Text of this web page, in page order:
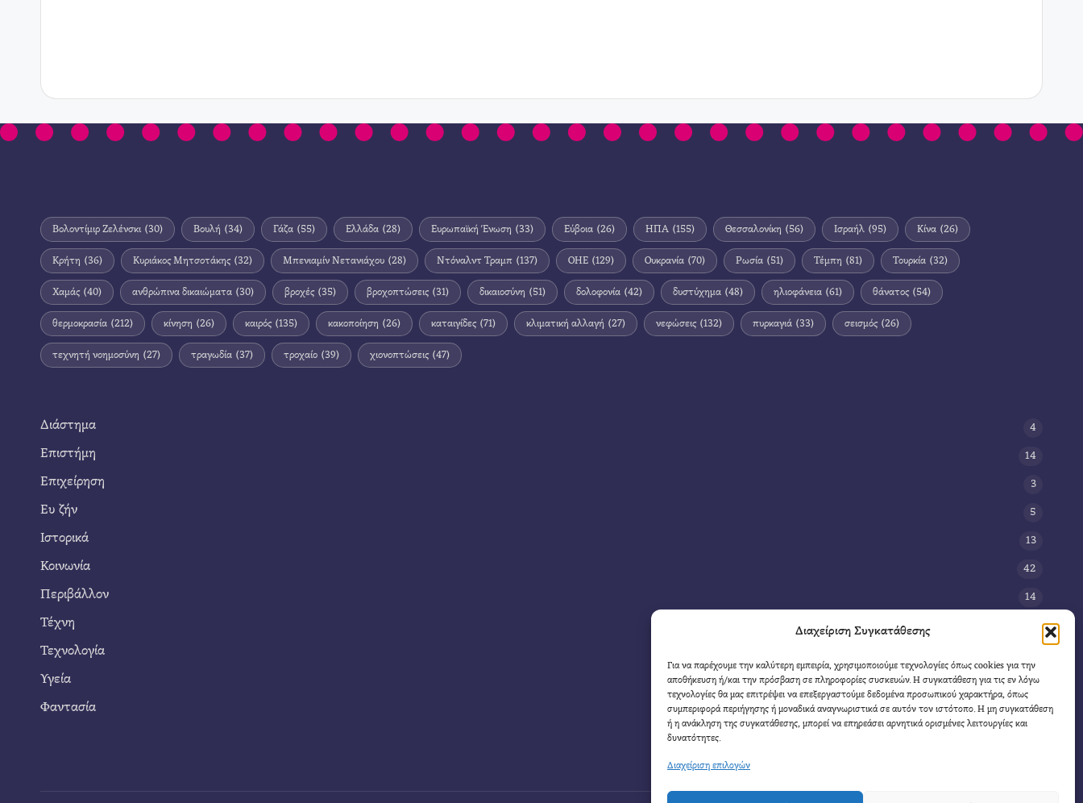
Διαχείριση Συγκατάθεσης
Για να παρέχουμε την καλύτερη εμπειρία, χρησιμοποιούμε τεχνολογίες όπως cookies για την
αποθήκευση ή/και την πρόσβαση σε πληροφορίες συσκευών. Η συγκατάθεση για τις εν λόγω
τεχνολογίες θα μας επιτρέψει να επεξεργαστούμε δεδομένα προσωπικού χαρακτήρα, όπως
συμπεριφορά περιήγησης ή μοναδικά αναγνωριστικά σε αυτόν τον ιστότοπο. Η μη συγκατάθεση
ή η ανάκληση της συγκατάθεσης, μπορεί να επηρεάσει αρνητικά ορισμένες λειτουργίες και
δυνατότητες.
Διαχείριση επιλογών
Βολοντίμιρ Ζελένσκι (30) Βουλή (34) Γάζα (55) Ελλάδα (28) Ευρωπαϊκή Ένωση (33) Εύβοια (26) ΗΠΑ (155) Θεσσαλονίκη (56) Ισραήλ (95) Κίνα (26)
Κρήτη (36) Κυριάκος Μητσοτάκης (32) Μπενιαμίν Νετανιάχου (28) Ντόναλντ Τραμπ (137) ΟΗΕ (129) Ουκρανία (70) Ρωσία (51) Τέμπη (81) Τουρκία (32)
Χαμάς (40) ανθρώπινα δικαιώματα (30) βροχές (35) βροχοπτώσεις (31) δικαιοσύνη (51) δολοφονία (42) δυστύχημα (48) ηλιοφάνεια (61) θάνατος (54)
θερμοκρασία (212) κίνηση (26) καιρός (135) κακοποίηση (26) καταιγίδες (71) κλιματική αλλαγή (27) νεφώσεις (132) πυρκαγιά (33) σεισμός (26)
τεχνητή νοημοσύνη (27) τραγωδία (37) τροχαίο (39) χιονοπτώσεις (47)
Διάστημα 4
Επιστήμη 14
Επιχείρηση 3
Ευ ζήν 5
Ιστορικά 13
Κοινωνία 42
Περιβάλλον 14
Τέχνη
Τεχνολογία
Υγεία 11
Φαντασία 4